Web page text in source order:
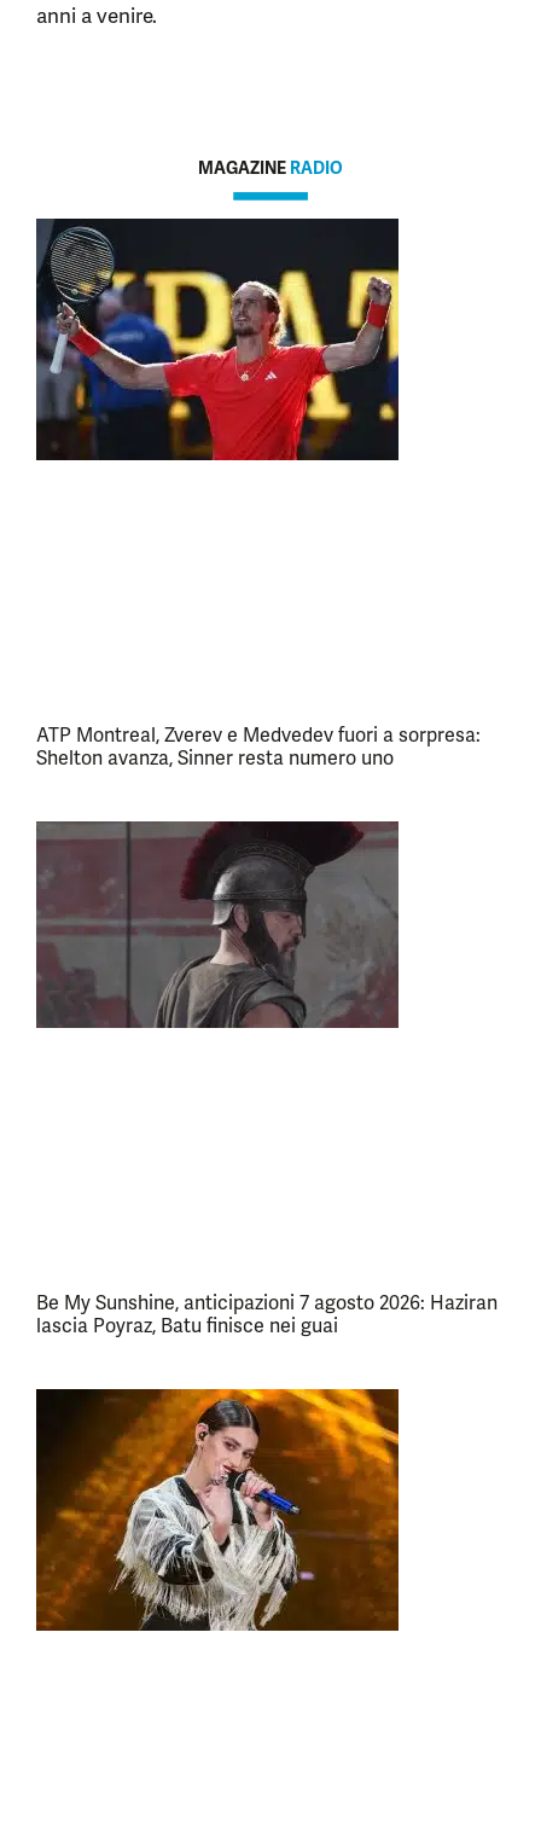
anni a venire.
MAGAZINE RADIO
ATP Montreal, Zverev e Medvedev fuori a sorpresa:
Shelton avanza, Sinner resta numero uno
Be My Sunshine, anticipazioni 7 agosto 2026: Haziran
lascia Poyraz, Batu finisce nei guai